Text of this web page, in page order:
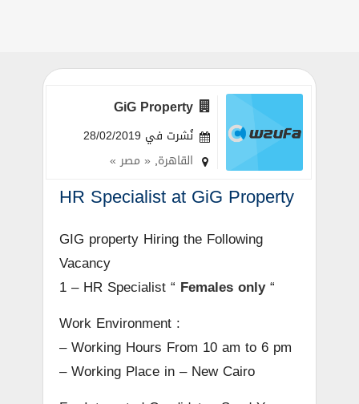
GiG Property
نُشرت في 28/02/2019
القاهرة, « مصر »
HR Specialist at GiG Property
GIG property Hiring the Following
Vacancy
1 – HR Specialist “ Females only“
Work Environment :
– Working Hours From 10 am to 6 pm
– Working Place in – New Cairo